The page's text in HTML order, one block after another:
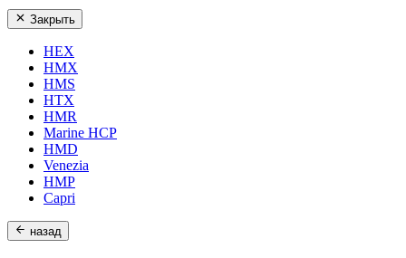
Закрыть
HEX
HMX
HMS
HTX
HMR
Marine HCP
HMD
Venezia
HMP
Capri
назад